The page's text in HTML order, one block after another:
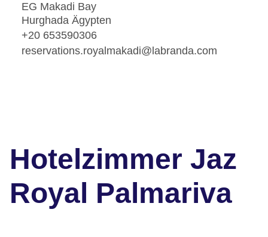
EG Makadi Bay
Hurghada Ägypten
+20 653590306
reservations.royalmakadi@labranda.com
Hotelzimmer Jaz
Royal Palmariva